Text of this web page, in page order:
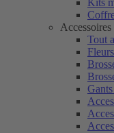
Kits
Accessoires
Tout